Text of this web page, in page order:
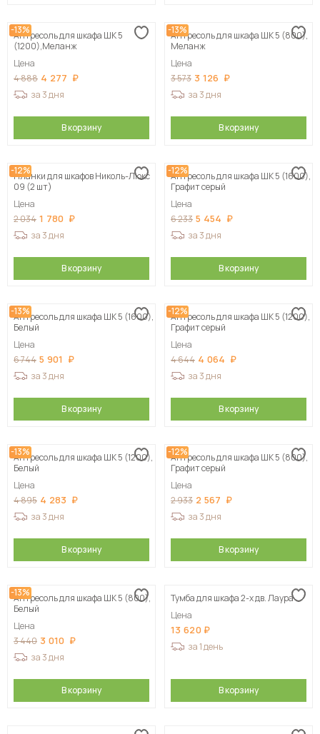
-13%
Антресоль для шкафа ШК 5
(1200),Меланж
Цена
4 888 4 277
за 3 дня
В корзину
-13%
Антресоль для шкафа ШК 5 (800),
Меланж
Цена
3 573 3 126
за 3 дня
В корзину
-12%
Планки для шкафов Николь-Люкс
09 (2 шт)
Цена
2 034 1 780
за 3 дня
В корзину
-12%
Антресоль для шкафа ШК 5 (1600),
Графит серый
Цена
6 233 5 454
за 3 дня
В корзину
-13%
Антресоль для шкафа ШК 5 (1600),
Белый
Цена
6 744 5 901
за 3 дня
В корзину
-12%
Антресоль для шкафа ШК 5 (1200),
Графит серый
Цена
4 644 4 064
за 3 дня
В корзину
-13%
Антресоль для шкафа ШК 5 (1200),
Белый
Цена
4 895 4 283
за 3 дня
В корзину
-12%
Антресоль для шкафа ШК 5 (800),
Графит серый
Цена
2 933 2 567
за 3 дня
В корзину
-13%
Антресоль для шкафа ШК 5 (800),
Белый
Цена
3 440 3 010
за 3 дня
В корзину
Тумба для шкафа 2-х дв. Лаура
Цена
13 620
за 1 день
В корзину